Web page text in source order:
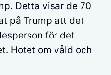
Detta visar de 70
på Trump att det
för det
Hotet om våld och